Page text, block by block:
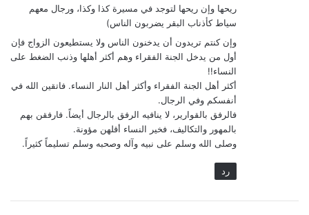
ريحها وإن ريحها لتوجد في مسيرة كذا وكذا، ورجال معهم
سياط كأذناب البقر يضربون الناس)
وإن كنتم تريدون أن يدخنون الناس ولا يستطيعون الزواج فإن
أول من يدخل الجنة الفقراء وهم أكثر أهلها وذنب الضغط على
النساء!!
أكثر أهل الجنة الفقراء وأكثر أهل النار النساء. فاتقين الله في
أنفسكم وفي الرجال.
فالرفق بالقوارير، لا ينافيه الرفق بالرجال أيضاً. فارفقن بهم
بالمهور والتكاليف، فخير النساء أقلهن مؤونة.
وصلى الله وسلم على نبيه وآله وصحبه وسلم تسليماً كثيراً.
رد